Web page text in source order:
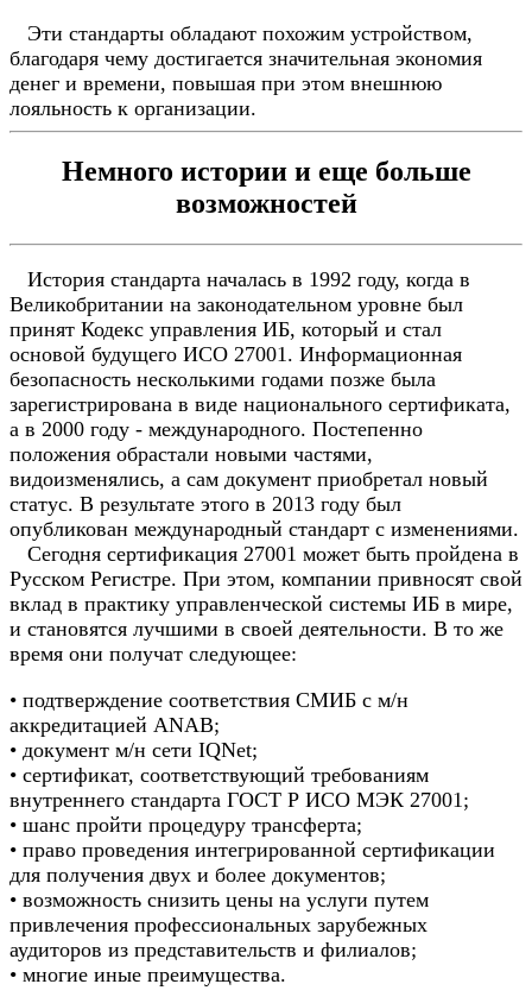
Эти стандарты обладают похожим устройством,
благодаря чему достигается значительная экономия
денег и времени, повышая при этом внешнюю
лояльность к организации.
Немного истории и еще больше
возможностей
История стандарта началась в 1992 году, когда в
Великобритании на законодательном уровне был
принят Кодекс управления ИБ, который и стал
основой будущего ИСО 27001. Информационная
безопасность несколькими годами позже была
зарегистрирована в виде национального сертификата,
а в 2000 году - международного. Постепенно
положения обрастали новыми частями,
видоизменялись, а сам документ приобретал новый
статус. В результате этого в 2013 году был
опубликован международный стандарт с изменениями.
Сегодня сертификация 27001 может быть пройдена в
Русском Регистре. При этом, компании привносят свой
вклад в практику управленческой системы ИБ в мире,
и становятся лучшими в своей деятельности. В то же
время они получат следующее:
• подтверждение соответствия СМИБ с м/н
аккредитацией ANAB;
• документ м/н сети IQNet;
• сертификат, соответствующий требованиям
внутреннего стандарта ГОСТ Р ИСО МЭК 27001;
• шанс пройти процедуру трансферта;
• право проведения интегрированной сертификации
для получения двух и более документов;
• возможность снизить цены на услуги путем
привлечения профессиональных зарубежных
аудиторов из представительств и филиалов;
• многие иные преимущества.